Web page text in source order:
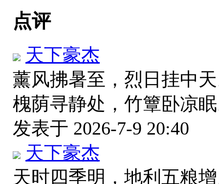
点评
天下豪杰
薰风拂暑至，烈日挂中
槐荫寻静处，竹簟卧凉
发表于 2026-7-9 20:40
天下豪杰
天时四季明，地利五粮